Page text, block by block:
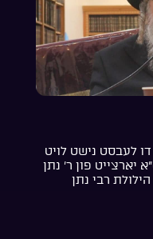
לעבסט נישט לויט
יארצייט פון ר’ נתן
רבי נתן